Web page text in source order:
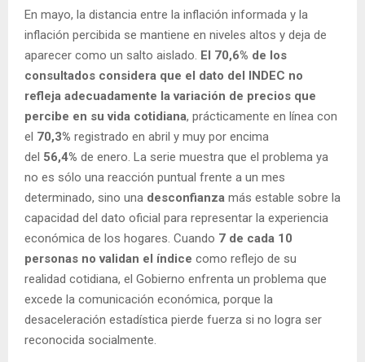
En mayo, la distancia entre la inflación informada y la
inflación percibida se mantiene en niveles altos y deja de
aparecer como un salto aislado. El 70,6% de los
consultados considera que el dato del INDEC no
refleja adecuadamente la variación de precios que
percibe en su vida cotidiana, prácticamente en línea con
el 70,3% registrado en abril y muy por encima
del 56,4% de enero. La serie muestra que el problema ya
no es sólo una reacción puntual frente a un mes
determinado, sino una desconfianza más estable sobre la
capacidad del dato oficial para representar la experiencia
económica de los hogares. Cuando 7 de cada 10
personas no validan el índice como reflejo de su
realidad cotidiana, el Gobierno enfrenta un problema que
excede la comunicación económica, porque la
desaceleración estadística pierde fuerza si no logra ser
reconocida socialmente.